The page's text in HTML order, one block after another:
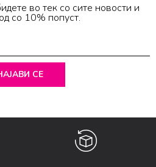
во тек со сите новости и
со 10% попуст.
СЕ